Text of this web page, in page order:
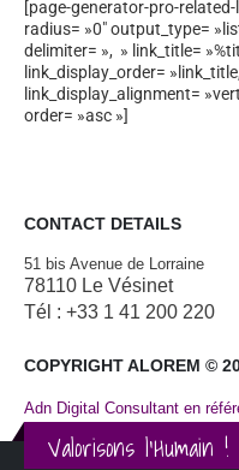
[page-generator-pro-
radius= »0″ output_type=
delimiter= », » link_title=
link_display_order=
link_display_alignment=
order= »asc »]
CONTACT DETAILS
51 bis Avenue de Lorraine
78110 Le Vésinet
Tél : +33 1 41 200 220
COPYRIGHT ALOREM ©
Adn Digital Consultant en
Valorisons l'Humain !